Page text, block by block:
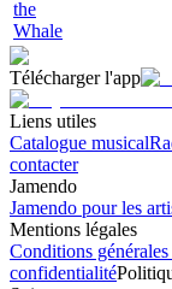
the
Whale
Télécharger l'app
Liens utiles
Catalogue musical
contacter
Jamendo
Jamendo pour les
Mentions légales
Conditions
confidentialité